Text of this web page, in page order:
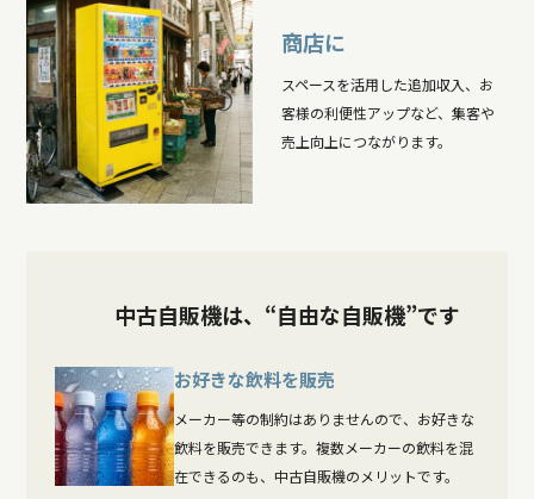
商店に
スペースを活用した追加収入、お
客様の利便性アップなど、集客や
売上向上につながります。
中古自販機は、“自由な自販機”です
お好きな飲料を販売
メーカー等の制約はありませんので、お好きな
飲料を販売できます。複数メーカーの飲料を混
在できるのも、中古自販機のメリットです。